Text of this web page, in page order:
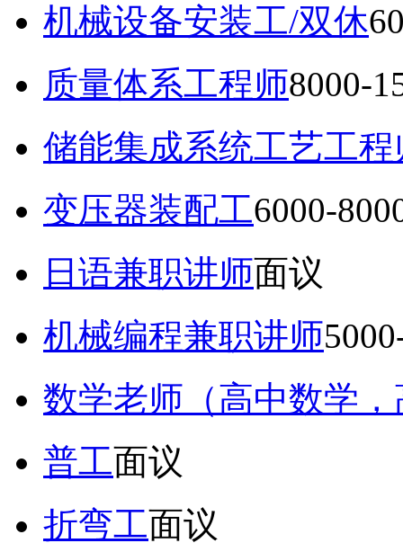
机械设备安装工/双休
质量体系工程师8000-
储能集成系统工艺工程
变压器装配工6000-
日语兼职讲师面议
机械编程兼职讲师
数学老师（高中数学
普工面议
折弯工面议